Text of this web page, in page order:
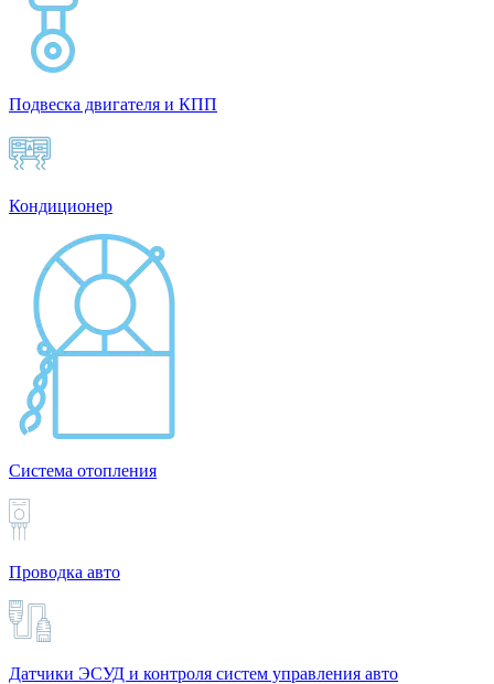
Подвеска двигателя и КПП
Кондиционер
Система отопления
Проводка авто
Датчики ЭСУД и контроля систем управления авто